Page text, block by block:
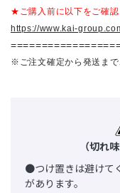
★ご購入前に以下をご確認
https://www.kai-
※ご注文確定から発送まで
（切れ
●つけ置きは避けて
があります。